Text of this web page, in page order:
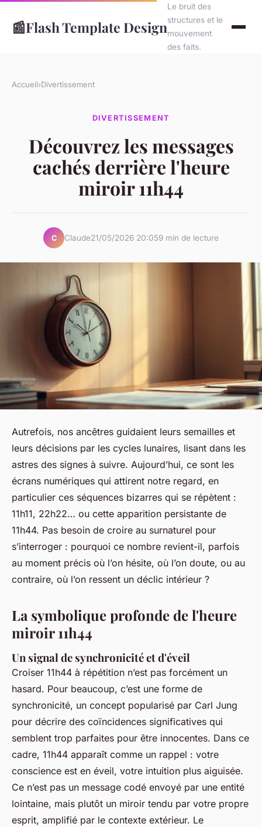
📰Flash Template Design
Le bruit des
structures et le
mouvement
des faits.
Accueil›Divertissement
DIVERTISSEMENT
Découvrez les messages
cachés derrière l'heure
miroir 11h44
C Claude21/05/2026 20:059 min de lecture
Autrefois, nos ancêtres guidaient leurs semailles et
leurs décisions par les cycles lunaires, lisant dans les
astres des signes à suivre. Aujourd’hui, ce sont les
écrans numériques qui attirent notre regard, en
particulier ces séquences bizarres qui se répètent :
11h11, 22h22… ou cette apparition persistante de
11h44. Pas besoin de croire au surnaturel pour
s’interroger : pourquoi ce nombre revient-il, parfois
au moment précis où l’on hésite, où l’on doute, ou au
contraire, où l’on ressent un déclic intérieur ?
La symbolique profonde de l'heure
miroir 11h44
Un signal de synchronicité et d'éveil
Croiser 11h44 à répétition n’est pas forcément un
hasard. Pour beaucoup, c’est une forme de
synchronicité, un concept popularisé par Carl Jung
pour décrire des coïncidences significatives qui
semblent trop parfaites pour être innocentes. Dans ce
cadre, 11h44 apparaît comme un rappel : votre
conscience est en éveil, votre intuition plus aiguisée.
Ce n’est pas un message codé envoyé par une entité
lointaine, mais plutôt un miroir tendu par votre propre
esprit, amplifié par le contexte extérieur. Le